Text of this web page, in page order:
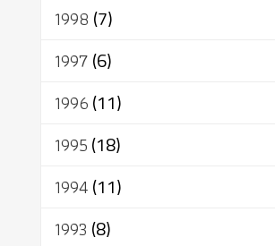
1998 (7)
1997(6)
1996(11)
1995(18)
1994(11)
1993 (8)